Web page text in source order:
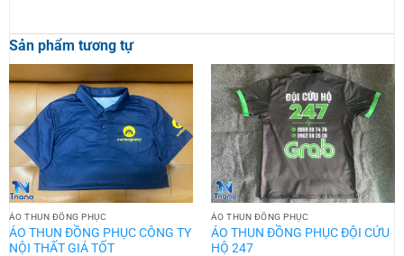
Sản phẩm tương tự
ÁO THUN ĐỒNG PHỤC
ÁO THUN ĐỒNG PHỤC CÔNG TY
NỘI THẤT GIÁ TỐT
ÁO THUN ĐỒNG PHỤC
ÁO THUN ĐỒNG PHỤC ĐỘI CỨU
HỘ 247